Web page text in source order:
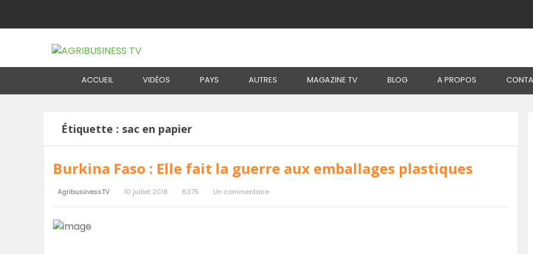
ACCUEIL VIDÉOS PAYS AUTRES MAGAZINE TV BLOG A PROPOS
Home Étiquette :sac en papier
Étiquette : sac en papier
Burkina Faso : Elle fait la guerre aux emballages plastiques
AgribusinessTV 10 juillet 2018 6375 Un commentaire